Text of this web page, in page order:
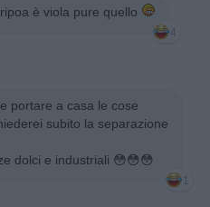
è viola pure quello
4
portare a casa le cose
subito la separazione
dolci e industriali 😳😳😳
1